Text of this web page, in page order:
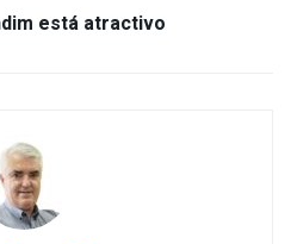
está atractivo